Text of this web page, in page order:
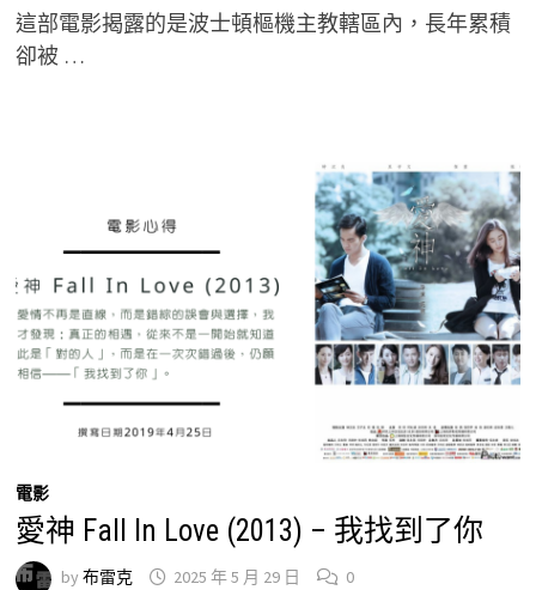
這部電影揭露的是波士頓樞機主教轄區內，長年累積
卻被 …
電影
愛神 Fall In Love (2013) – 我找到了你
by 布雷克 2025 年 5 月 29 日 0